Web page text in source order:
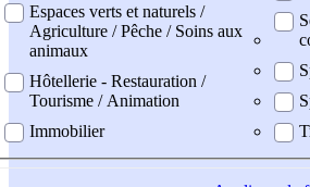
Espaces verts et naturels /
Agriculture / Pêche / Soins aux
animaux
Hôtellerie - Restauration /
Tourisme / Animation
Immobilier